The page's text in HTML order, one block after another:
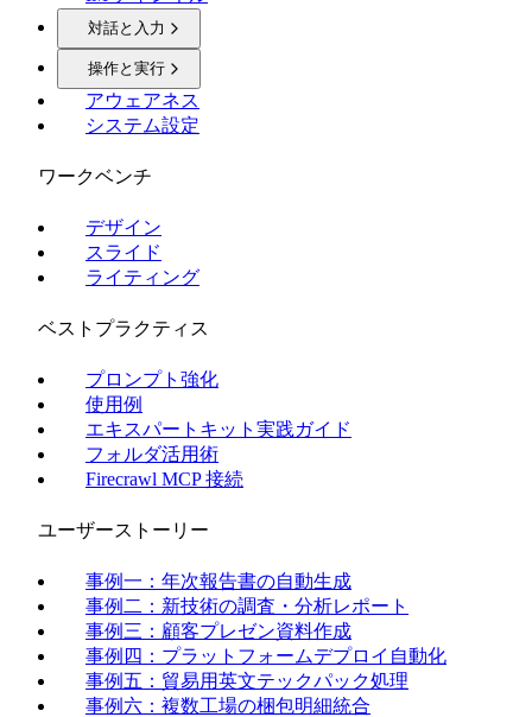
対話と入力
操作と実行
アウェアネス
システム設定
ワークベンチ
デザイン
スライド
ライティング
ベストプラクティス
プロンプト強化
使用例
エキスパートキット実践ガイド
フォルダ活用術
Firecrawl MCP 接続
ユーザーストーリー
事例一：年次報告書の自動生成
事例二：新技術の調査・分析レポート
事例三：顧客プレゼン資料作成
事例四：プラットフォームデプロイ自動化
事例五：貿易用英文テックパック処理
事例六：複数工場の梱包明細統合